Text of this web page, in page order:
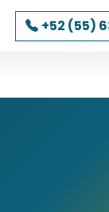
+52 (55)